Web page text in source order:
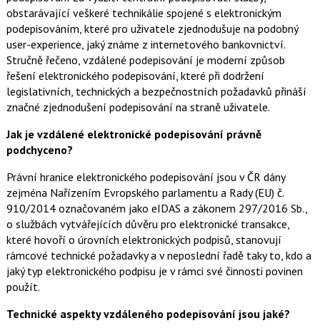
obstarávající veškeré technikálie spojené s elektronickým
podepisováním, které pro uživatele zjednodušuje na podobný
user-experience, jaký známe z internetového bankovnictví.
Stručně řečeno, vzdálené podepisování je moderní způsob
řešení elektronického podepisování, které při dodržení
legislativních, technických a bezpečnostních požadavků přináší
značné zjednodušení podepisování na straně uživatele.
Jak je vzdálené elektronické podepisování právně
podchyceno?
Právní hranice elektronického podepisování jsou v ČR dány
zejména Nařízením Evropského parlamentu a Rady (EU) č.
910/2014 označovaném jako eIDAS a zákonem 297/2016 Sb.,
o službách vytvářejících důvěru pro elektronické transakce,
které hovoří o úrovních elektronických podpisů, stanovují
rámcové technické požadavky a v neposlední řadě taky to, kdo a
jaký typ elektronického podpisu je v rámci své činnosti povinen
použít.
Technické aspekty vzdáleného podepisování jsou jaké?